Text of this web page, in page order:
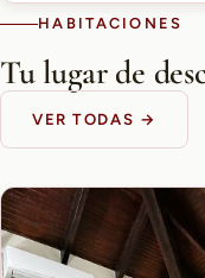
HABITACIONES
Tu lugar de
VER TODAS →